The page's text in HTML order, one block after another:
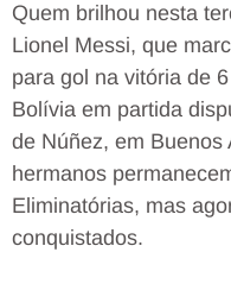
Quem brilhou nesta
Lionel Messi, que
para gol na vitória de
Bolívia em partida
de Núñez, em
hermanos
Eliminatórias, mas
conquistados.